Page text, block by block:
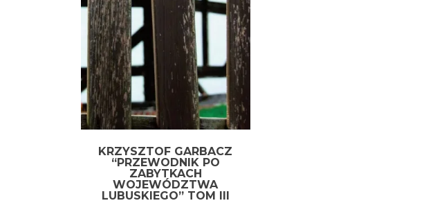
KRZYSZTOF GARBACZ
“PRZEWODNIK PO
ZABYTKACH
WOJEWÓDZTWA
LUBUSKIEGO” TOM III